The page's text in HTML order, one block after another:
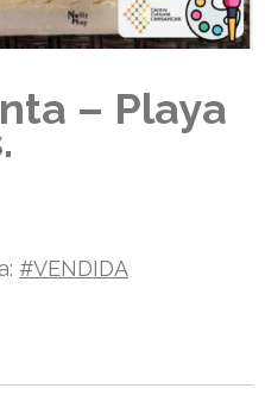
– Playa
#VENDIDA